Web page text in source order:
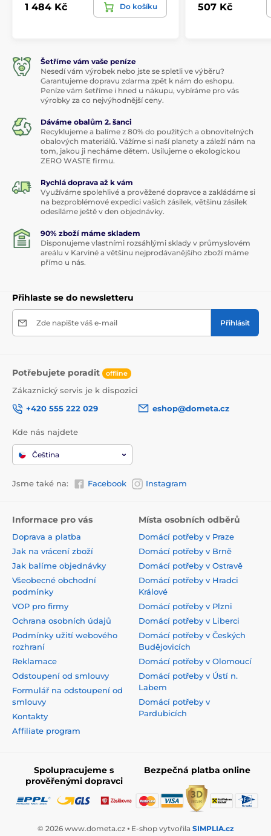
1 484 Kč Do košíku 507 Kč
Šetříme vám vaše peníze
Nesedí vám výrobek nebo jste se spletli ve výběru?
Garantujeme dopravu zdarma zpět k nám do eshopu.
Peníze vám šetříme i hned u nákupu, vybíráme pro vás
výrobky za co nejvýhodnější ceny.
Dáváme obalům 2. šanci
Recyklujeme a balíme z 80% do použitých a obnovitelných
obalových materiálů. Vážíme si naší planety a záleží nám na
tom, jakou ji necháme dětem. Usilujeme o ekologickou
ZERO WASTE firmu.
Rychlá doprava až k vám
Využíváme spolehlivé a prověžené dopravce a zakládáme si
na bezproblémové expedici vašich zásilek, většinu zásilek
odesíláme ještě v den objednávky.
90% zboží máme skladem
Disponujeme vlastními rozsáhlými sklady v průmyslovém
areálu v Karviné a většinu nejprodávanějšího zboží máme
přímo u nás.
Přihlaste se do newsletteru
Zde napište váš e-mail Přihlásit
Potřebujete poradit offline
Zákaznický servis je k dispozici
+420 555 222 029
eshop@dometa.cz
Kde nás najdete
Čeština
Jsme také na: Facebook Instagram
Informace pro vás
Doprava a platba
Jak na vrácení zboží
Jak balíme objednávky
Všeobecné obchodní
podmínky
VOP pro firmy
Ochrana osobních údajů
Podmínky užití webového
rozhraní
Reklamace
Odstoupení od smlouvy
Formulář na odstoupení od
smlouvy
Kontakty
Affiliate program
Místa osobních odběrů
Domácí potřeby v Praze
Domácí potřeby v Brně
Domácí potřeby v Ostravě
Domácí potřeby v Hradci
Králové
Domácí potřeby v Plzni
Domácí potřeby v Liberci
Domácí potřeby v Českých
Budějovicích
Domácí potřeby v Olomoucí
Domácí potřeby v Ústí n.
Labem
Domácí potřeby v
Pardubicích
Spolupracujeme s
prověřenými dopravci
Bezpečná platba online
© 2026 www.dometa.cz ⦁ E-shop vytvořila SIMPLIA.cz